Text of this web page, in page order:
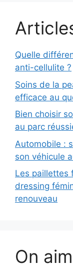
Quelle
anti-cellulite ?
Soins de la
efficace au
Bien choisir
au parc
Automobile :
son véhicule
Les paillettes
dressing
renouveau
On